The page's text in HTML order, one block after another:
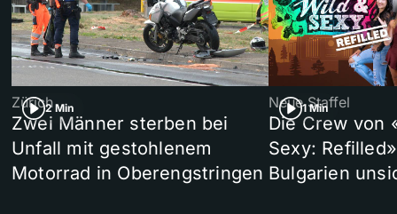
2 Min
Zürich
Zwei Männer sterben bei
Unfall mit gestohlenem
Motorrad in Oberengstringen
1 Min
Neue Staffel
Die Crew von
Sexy:
Bulgarien